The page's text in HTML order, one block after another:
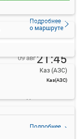
Подробнее
о маршруте
09 авг21:45
Каз (АЗС)
Каз(АЗС)
Подробнее